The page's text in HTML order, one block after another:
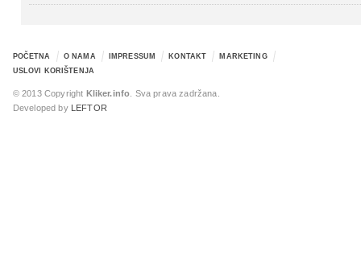
POČETNA O NAMA IMPRESSUM KONTAKT
MARKETING
USLOVI KORIŠTENJA
© 2013 Copyright Kliker.info . Sva prava zadržana.
Developed by
LEFTOR